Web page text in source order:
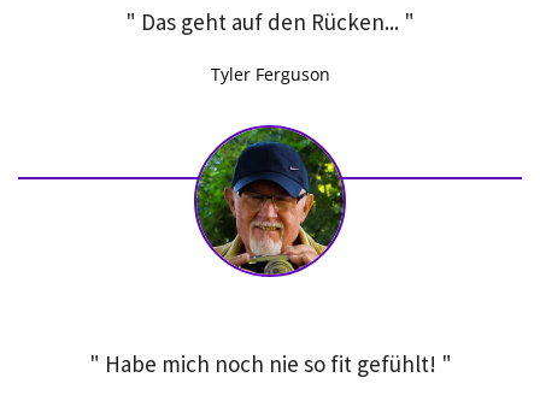
" Das geht auf den Rücken... "
Tyler Ferguson
" Habe mich noch nie so fit gefühlt! "